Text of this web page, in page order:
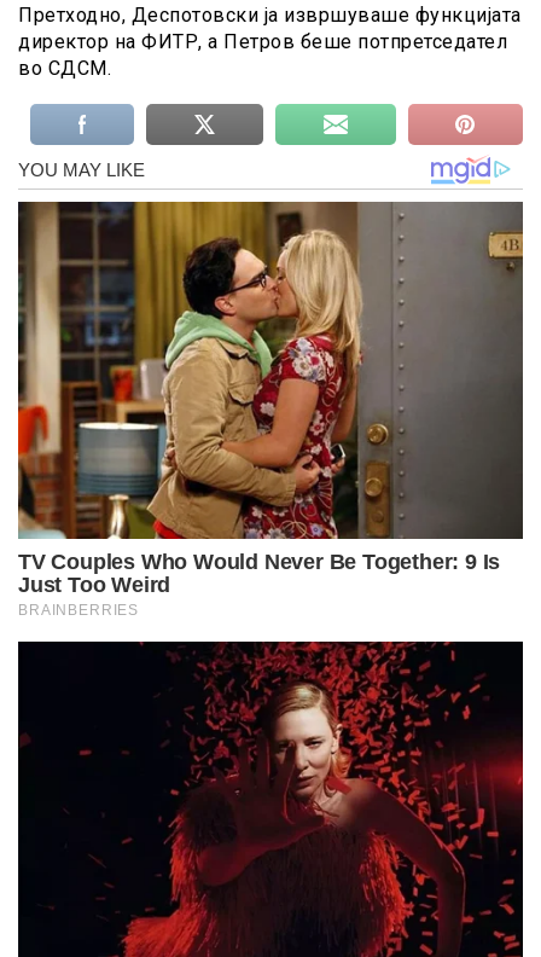
Претходно, Деспотовски ја извршуваше функцијата
директор на ФИТР, а Петров беше потпретседател
во СДСМ.